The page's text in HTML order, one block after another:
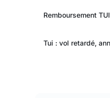
Remboursement
Tui : vol retardé,